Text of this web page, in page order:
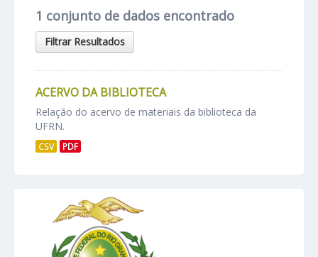
1 conjunto de dados encontrado
Filtrar Resultados
ACERVO DA BIBLIOTECA
Relação do acervo de materiais da biblioteca da
UFRN.
CSV PDF